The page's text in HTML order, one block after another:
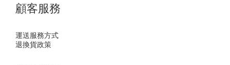
顧客服務
運送服務方式
退換貨政策